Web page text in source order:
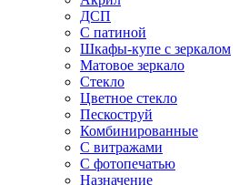
ДСП
С патиной
Шкафы-купе с зеркалом
Матовое зеркало
Стекло
Цветное стекло
Пескоструй
Комбинированные
С витражами
С фотопечатью
Назначение